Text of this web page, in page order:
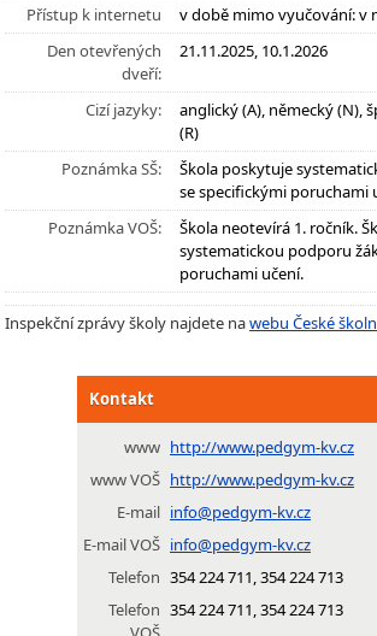
Přístup k internetu
v době mimo vyučování: v
Den otevřených
dveří:
21.11.2025, 10.1.2026
Cizí jazyky:
anglický (A), německý (N),
(R)
Poznámka SŠ:
Škola poskytuje
se specifickými poruchami
Poznámka VOŠ:
Škola neotevírá 1. ročník.
systematickou podporu
poruchami učení.
Inspekční zprávy školy najdete nawebu České
Kontakt
www http://www.pedgym-kv.cz
www VOŠ http://www.pedgym-kv.cz
E-mail info@pedgym-kv.cz
E-mail VOŠ info@pedgym-kv.cz
Telefon 354 224 711, 354 224 713
Telefon 354 224 711, 354 224 713